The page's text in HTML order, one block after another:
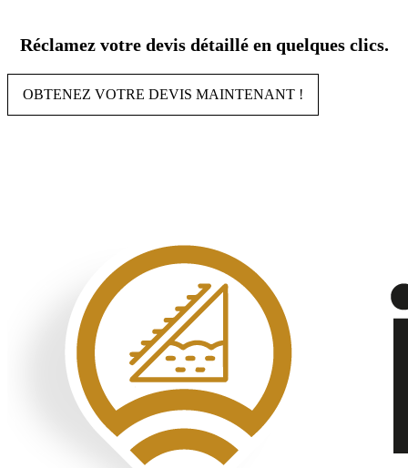
contenu
Réclamez votre devis détaillé en quelques clics.
OBTENEZ VOTRE DEVIS MAINTENANT !